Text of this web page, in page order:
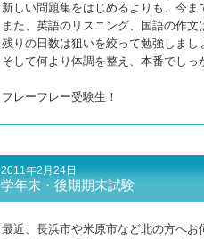
新しい問題集をはじめるよりも、今ま
また、英語のリスニング、国語の作文
残りの日数は狙いを絞って勉強しまし
そして何より体調を整え、本番でしっ
フレーフレー受験生！
2011年2月24日
学年末・後期期末試験
最近、長浜市や米原市など北の方へお